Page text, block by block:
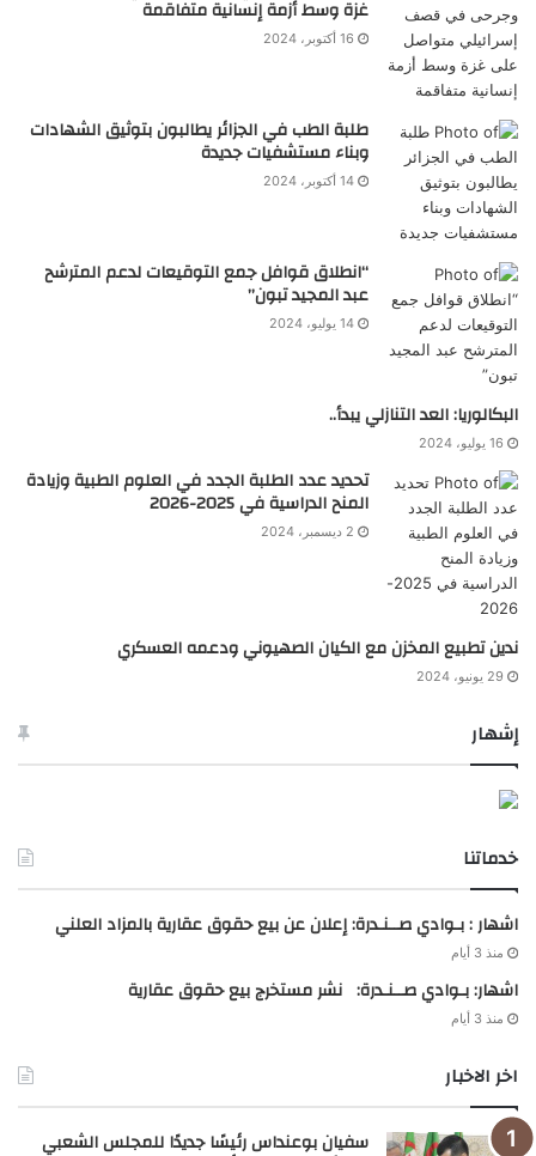
غزة وسط أزمة إنسانية متفاقمة
16 أكتوبر، 2024
طلبة الطب في الجزائر يطالبون بتوثيق الشهادات
وبناء مستشفيات جديدة
14 أكتوبر، 2024
“انطلاق قوافل جمع التوقيعات لدعم المترشح
عبد المجيد تبون”
14 يوليو، 2024
البكالوريا: العد التنازلي يبدأ..
16 يوليو، 2024
تحديد عدد الطلبة الجدد في العلوم الطبية وزيادة
المنح الدراسية في 2025-2026
2 ديسمبر، 2024
ندين تطبيع المخزن مع الكيان الصهيوني ودعمه العسكري
29 يونيو، 2024
إشهار
خدماتنا
اشهار : بـوادي صــنـدرة: إعلان عن بيع حقوق عقارية بالمزاد العلني
منذ 3 أيام
اشهار: بـوادي صــنـدرة: نشر مستخرج بيع حقوق عقارية
منذ 3 أيام
اخر الاخبار
سفيان بوعنداس رئيسًا جديدًا للمجلس الشعبي